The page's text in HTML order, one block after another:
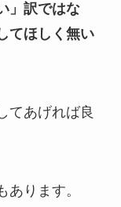
」訳ではな
てほしく無い
てあげれば良
ります。